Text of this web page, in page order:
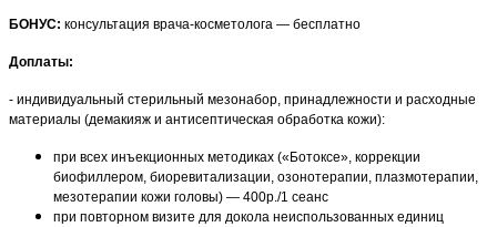
БОНУС: консультация врача-косметолога — бесплатно
Доплаты:
- индивидуальный стерильный мезонабор, принадлежности и расходные
материалы (демакияж и антисептическая обработка кожи):
при всех инъекционных методиках («Ботоксе», коррекции
биофиллером, биоревитализации, озонотерапии, плазмотерапии,
мезотерапии кожи головы) — 400р./1 сеанс
при повторном визите для докола неиспользованных единиц